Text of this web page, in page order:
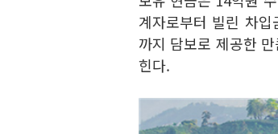
계자로부터 빌린 차
까지 담보로 제공한
힌다.